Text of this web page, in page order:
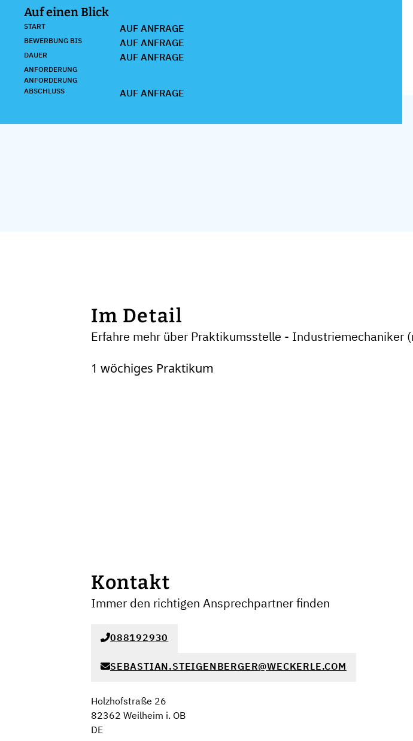
Auf einen Blick
START AUF ANFRAGE
BEWERBUNG BIS AUF ANFRAGE
DAUER AUF ANFRAGE
ANFORDERUNG
ANFORDERUNG
ABSCHLUSS
AUF ANFRAGE
Im Detail
Erfahre mehr über Praktikumsstelle - Industriemechaniker
1 wöchiges Praktikum
Kontakt
Immer den richtigen Ansprechpartner finden
088192930
SEBASTIAN.STEIGENBERGER@WECKERLE.COM
Holzhofstraße 26
82362 Weilheim i. OB
DE